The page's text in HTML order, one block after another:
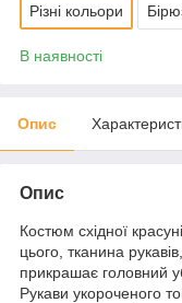
Різні кольори
В наявності
Опис
Опис
Костюм східної
цього, тканина
прикрашає головний
Рукави укороченого